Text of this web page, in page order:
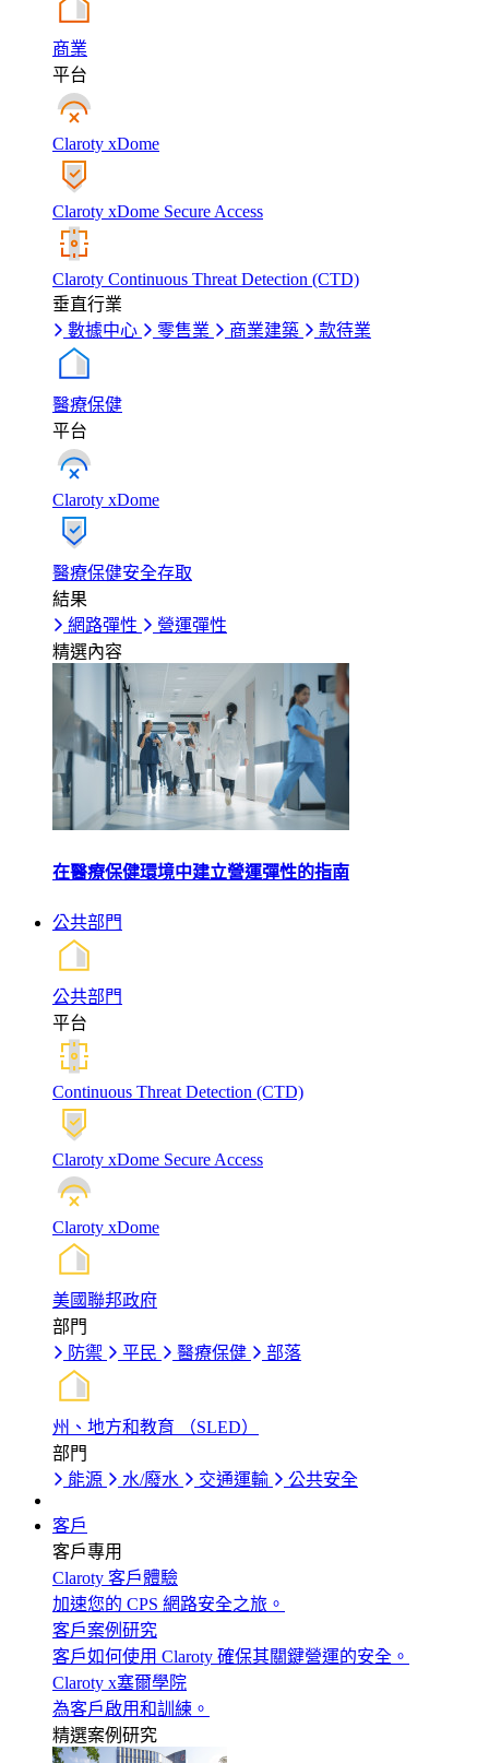
商業
平台
Claroty xDome
Claroty xDome Secure Access
Claroty Continuous Threat Detection (CTD)
垂直行業
數據中心
零售業 商業建築 款待業
醫療保健
平台
Claroty xDome
醫療保健安全存取
結果
網路彈性
營運彈性
精選內容
在醫療保健環境中建立營運彈性的指南
公共部門
公共部門
平台
Continuous Threat Detection (CTD)
Claroty xDome Secure Access
Claroty xDome
美國聯邦政府
部門
防禦
平民 醫療保健 部落
州、地方和教育 （SLED）
部門
能源
水/廢水 交通運輸 公共安全
客戶
客戶專用
Claroty 客戶體驗
加速您的 CPS 網路安全之旅。
客戶案例研究
客戶如何使用 Claroty 確保其關鍵營運的安全。
Claroty x塞爾學院
為客戶啟用和訓練。
精選案例研究